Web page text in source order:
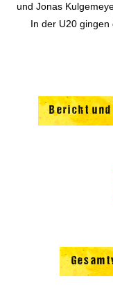
und Jonas
In der U20
Bericht